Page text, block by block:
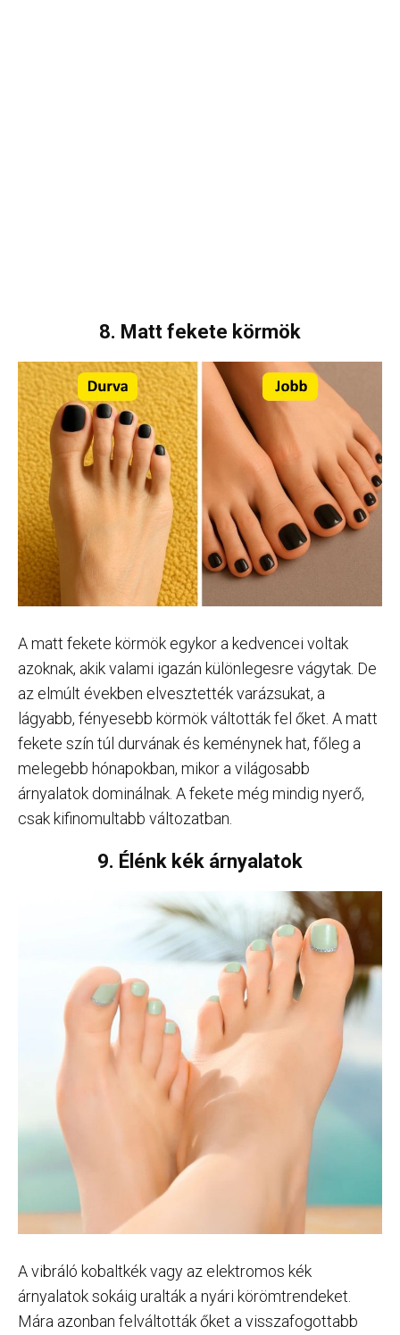
8. Matt fekete körmök
A matt fekete körmök egykor a kedvencei voltak
azoknak, akik valami igazán különlegesre vágytak. De
az elmúlt években elvesztették varázsukat, a
lágyabb, fényesebb körmök váltották fel őket. A matt
fekete szín túl durvának és keménynek hat, főleg a
melegebb hónapokban, mikor a világosabb
árnyalatok dominálnak. A fekete még mindig nyerő,
csak kifinomultabb változatban.
9. Élénk kék árnyalatok
A vibráló kobaltkék vagy az elektromos kék
árnyalatok sokáig uralták a nyári körömtrendeket.
Mára azonban felváltották őket a visszafogottabb